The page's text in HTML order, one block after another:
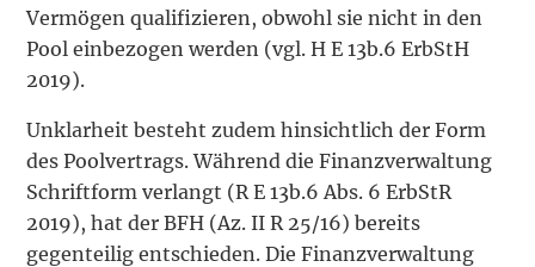
Vermögen qualifizieren, obwohl sie nicht in den
Pool einbezogen werden (vgl. H E 13b.6 ErbStH
2019).
Unklarheit besteht zudem hinsichtlich der Form
des Poolvertrags. Während die Finanzverwaltung
Schriftform verlangt (R E 13b.6 Abs. 6 ErbStR
2019), hat der BFH (Az. II R 25/16) bereits
gegenteilig entschieden. Die Finanzverwaltung